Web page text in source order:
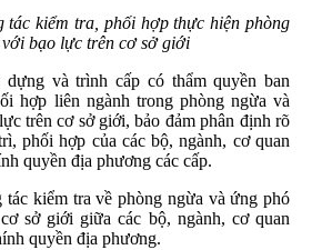
tác kiểm tra, phối hợp thực hiện phòng
bạo lực trên cơ sở giới
và trình cấp có thẩm quyền ban
hợp liên ngành trong phòng ngừa và
trên cơ sở giới, bảo đảm phân định rõ
phối hợp của các bộ, ngành, cơ quan
quyền địa phương các cấp.
tác kiểm tra về phòng ngừa và ứng phó
sở giới giữa các bộ, ngành, cơ quan
quyền địa phương.